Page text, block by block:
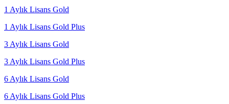
1 Aylık Lisans Gold
1 Aylık Lisans Gold Plus
3 Aylık Lisans Gold
3 Aylık Lisans Gold Plus
6 Aylık Lisans Gold
6 Aylık Lisans Gold Plus